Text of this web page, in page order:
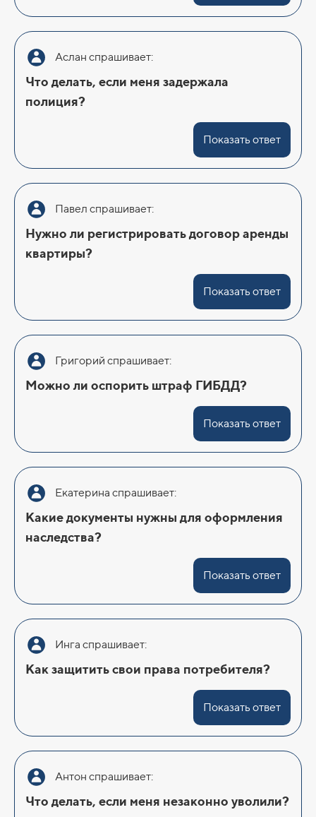
Аслан спрашивает:
Что делать, если меня задержала
полиция?
Показать ответ
Павел спрашивает:
Нужно ли регистрировать договор аренды
квартиры?
Показать ответ
Григорий спрашивает:
Можно ли оспорить штраф ГИБДД?
Показать ответ
Екатерина спрашивает:
Какие документы нужны для оформления
наследства?
Показать ответ
Инга спрашивает:
Как защитить свои права потребителя?
Показать ответ
Антон спрашивает:
Что делать, если меня незаконно уволили?